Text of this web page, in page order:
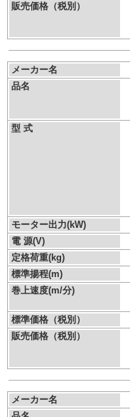
販売価格（税別）
メーカー名
品名
型 式
モーター出力(kW)
電 源(V)
定格荷重(kg)
標準揚程(m)
巻上速度(m/分)
標準価格（税別）
販売価格（税別）
メーカー名